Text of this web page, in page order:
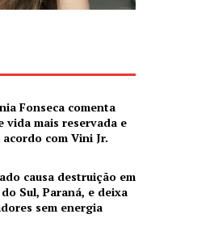
Fonseca comenta
vida mais reservada e
acordo com Vini Jr.
causa destruição em
Sul, Paraná, e deixa
sem energia